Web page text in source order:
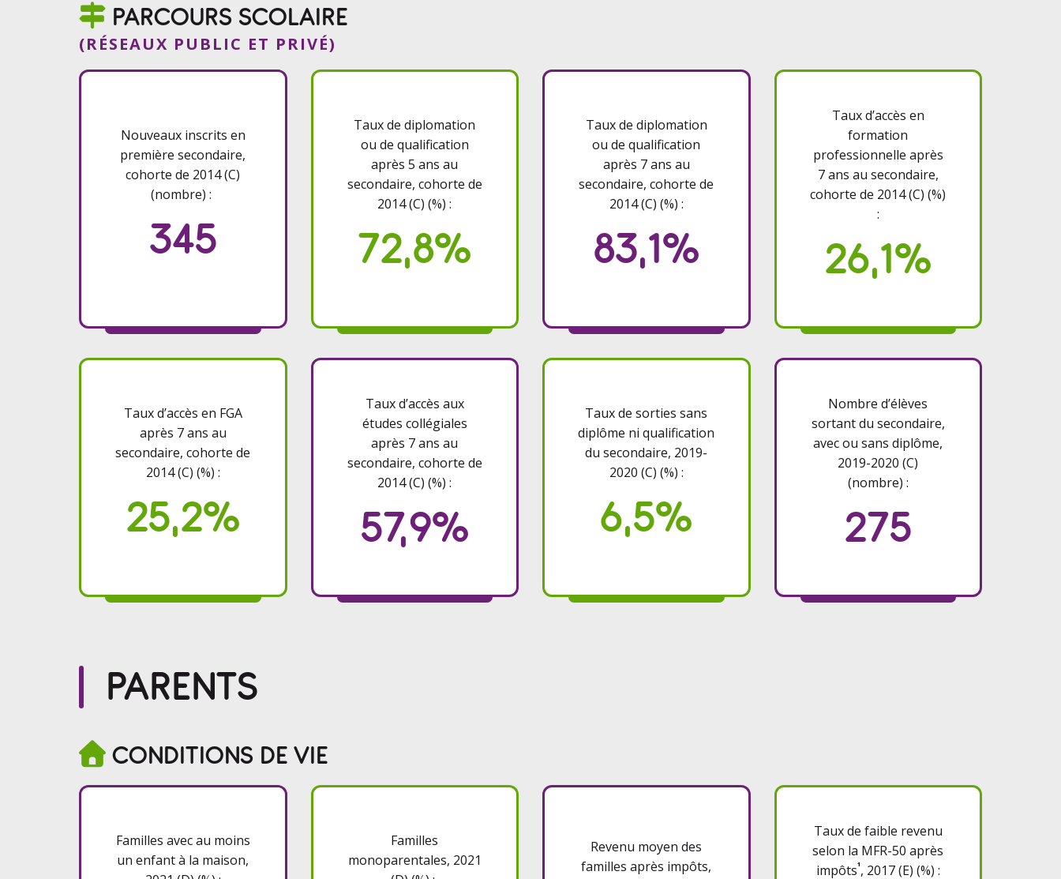
 PARCOURS SCOLAIRE
(RÉSEAUX PUBLIC ET PRIVÉ)
Nouveaux inscrits en
première secondaire,
cohorte de 2014 (C)
(nombre) :
345
Taux de diplomation
ou de qualification
après 5 ans au
secondaire, cohorte de
2014 (C) (%) :
72,8%
Taux de diplomation
ou de qualification
après 7 ans au
secondaire, cohorte de
2014 (C) (%) :
83,1%
Taux d’accès en
formation
professionnelle après
7 ans au secondaire,
cohorte de 2014 (C) (%)
:
26,1%
Taux d’accès en FGA
après 7 ans au
secondaire, cohorte de
2014 (C) (%) :
25,2%
Taux d’accès aux
études collégiales
après 7 ans au
secondaire, cohorte de
2014 (C) (%) :
57,9%
Taux de sorties sans
diplôme ni qualification
du secondaire, 2019-
2020 (C) (%) :
6,5%
Nombre d’élèves
sortant du secondaire,
avec ou sans diplôme,
2019-2020 (C)
(nombre) :
275
PARENTS
 CONDITIONS DE VIE
Familles avec au moins
un enfant à la maison,
Familles
monoparentales, 2021
Revenu moyen des
familles après impôts,
Taux de faible revenu
selon la MFR-50 après
impôts¹, 2017 (E) (%) :